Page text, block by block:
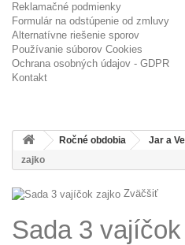
Reklamačné podmienky
Formulár na odstúpenie od zmluvy
Alternatívne riešenie sporov
Používanie súborov Cookies
Ochrana osobných údajov - GDPR
Kontakt
Ročné obdobia Jar a
zajko
Zväčšiť
Sada 3